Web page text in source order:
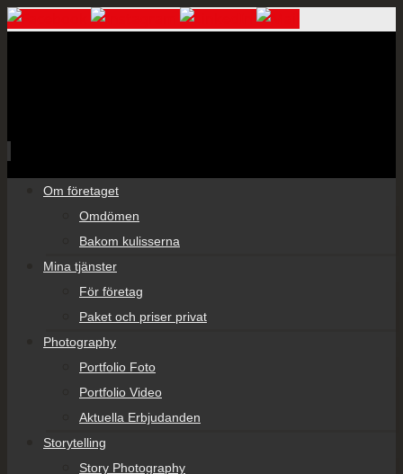
Om företaget
Omdömen
Bakom kulisserna
Mina tjänster
För företag
Paket och priser privat
Photography
Portfolio Foto
Portfolio Video
Aktuella Erbjudanden
Storytelling
Story Photography